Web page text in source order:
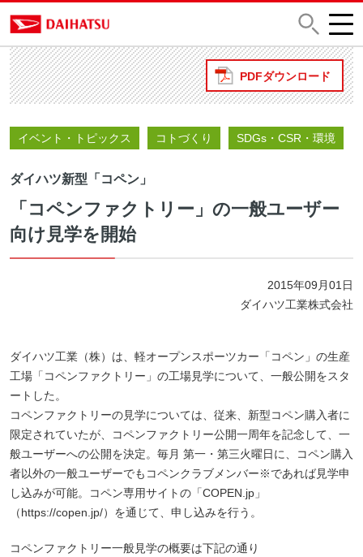
PDFダウンロード
イベント・トピックス コトづくり SDGs・CSR・環境
ダイハツ新型「コペン」
「コペンファクトリー」の一般ユーザー
向け見学を開始
2015年09月01日
ダイハツ工業株式会社
ダイハツ工業（株）は、軽オープンスポーツカー「コペン」の生産
工場「コペンファクトリー」の工場見学について、一般公開をスタ
ートした。
コペンファクトリーの見学については、従来、新型コペン購入者に
限定されていたが、コペンファクトリー公開一周年を記念して、一
般ユーザーへの公開を決定。毎月 第一・第三火曜日に、コペン購入
者以外の一般ユーザーでもコペンクラブメンバー※であれば見学申
し込みが可能。コペン専用サイトの「COPEN.jp」
（https://copen.jp/）を通じて、申し込みを行う。
コペンファクトリー一般見学の概要は下記の通り